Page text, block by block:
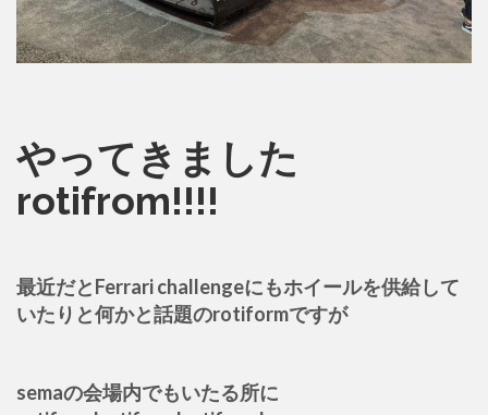
やってきました
rotifrom!!!!
最近だとFerrari challengeにもホイールを供給して
いたりと何かと話題のrotiformですが
semaの会場内でもいたる所に